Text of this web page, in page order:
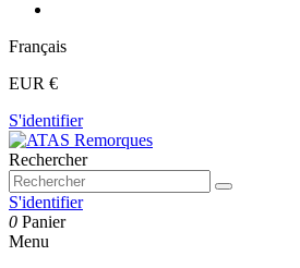
Français
EUR €
S'identifier
Rechercher
S'identifier
0 Panier
Menu